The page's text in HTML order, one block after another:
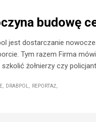
budowę
jest dostarczanie
Tym razem Firma
żołnierzy czy
DRABPOL REPORTAŻ